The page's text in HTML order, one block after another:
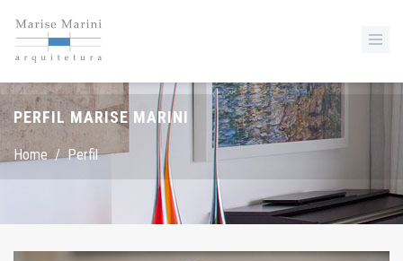
PERFIL MARISE MARINI
Home / Perfil